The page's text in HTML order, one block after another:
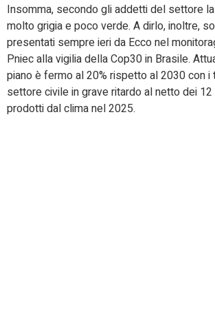
Insomma, secondo gli addetti del settore
molto grigia e poco verde. A dirlo, inoltre,
presentati sempre ieri da Ecco nel
Pniec alla vigilia della Cop30 in Brasile.
piano è fermo al 20% rispetto al 2030 con i
settore civile in grave ritardo al netto dei 12
prodotti dal clima nel 2025.